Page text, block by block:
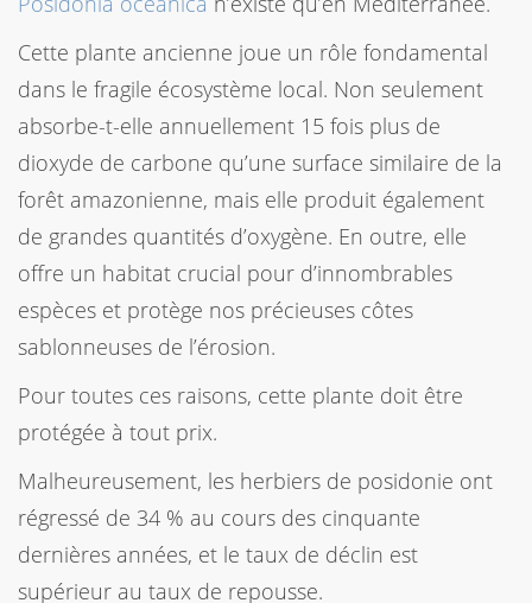
Cette plante ancienne joue un rôle fondamental
dans le fragile écosystème local. Non seulement
absorbe-t-elle annuellement 15 fois plus de
dioxyde de carbone qu’une surface similaire de la
forêt amazonienne, mais elle produit également
de grandes quantités d’oxygène. En outre, elle
offre un habitat crucial pour d’innombrables
espèces et protège nos précieuses côtes
sablonneuses de l’érosion.
Pour toutes ces raisons, cette plante doit être
protégée à tout prix.
Malheureusement, les herbiers de posidonie ont
régressé de 34 % au cours des cinquante
dernières années, et le taux de déclin est
supérieur au taux de repousse.